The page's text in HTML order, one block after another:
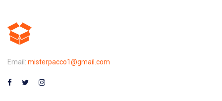
Email: misterpacco1@gmail.com